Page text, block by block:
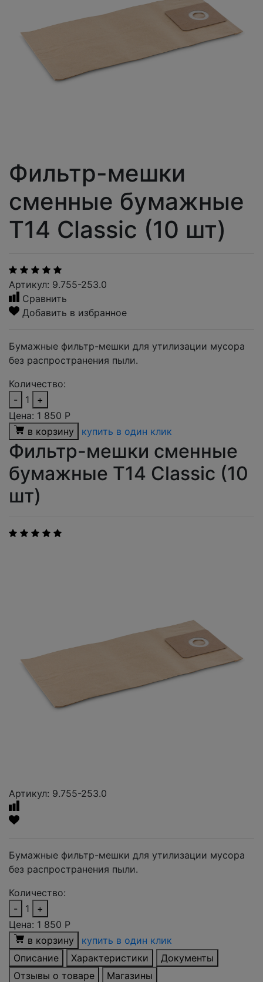
Фильтр-мешки
сменные бумажные
T14 Сlassic (10 шт)
Артикул: 9.755-253.0
Сравнить
Добавить в избранное
Бумажные фильтр-мешки для утилизации мусора
без распространения пыли.
Количество:
-
1
+
Цена: 1 850 Р
в корзину
купить в один клик
Фильтр-мешки сменные
бумажные T14 Сlassic (10
шт)
Артикул: 9.755-253.0
Бумажные фильтр-мешки для утилизации мусора
без распространения пыли.
Количество:
-
1
+
Цена: 1 850 Р
в корзину
купить в один клик
Описание
Характеристики
Документы
Отзывы о товаре
Магазины